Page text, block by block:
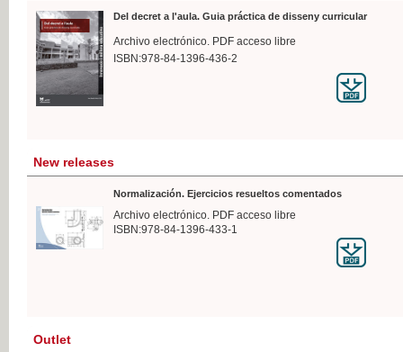
Del decret a l'aula. Guia práctica de disseny curricular
Archivo electrónico. PDF acceso libre
ISBN:978-84-1396-436-2
New releases
Normalización. Ejercicios resueltos comentados
Archivo electrónico. PDF acceso libre
ISBN:978-84-1396-433-1
Outlet